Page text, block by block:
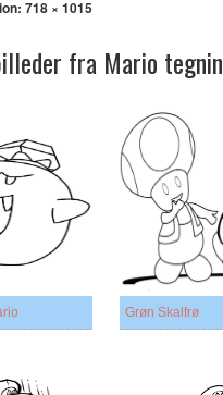
718 × 1015
fra Mario
Grøn Skalfrø